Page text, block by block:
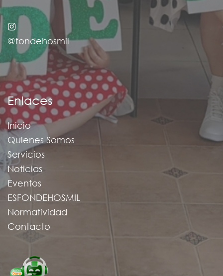
@fondehosmil
Enlaces
Inicio
Quienes Somos
Servicios
Noticias
Eventos
ESFONDEHOSMIL
Normatividad
Contacto